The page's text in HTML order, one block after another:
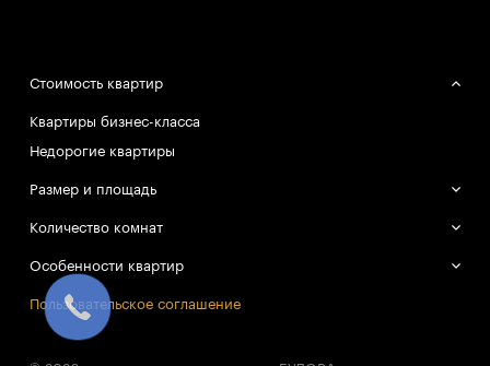
Все квартиры в объекте проданы
Стоимость квартир
Квартиры бизнес-класса
Недорогие квартиры
Размер и площадь
Большие квартиры
Маленькие квартиры
Количество комнат
Однокомнатные квартиры
Двухкомнатные квартиры
Трёхкомнатные квартиры
Особенности квартир
Смарт-квартиры
Пользовательское соглашение